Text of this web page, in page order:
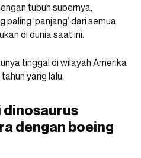
tubuh supernya,
paling ‘panjang’ dari semua
di dunia saat ini.
tinggal di wilayah Amerika
yang lalu.
dinosaurus
dengan boeing